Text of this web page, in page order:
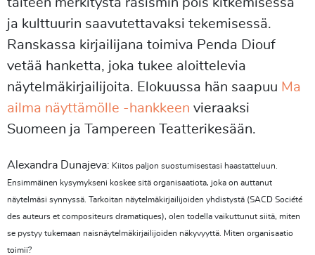
ja kulttuurin saavutettavaksi tekemisessä.
Ranskassa kirjailijana toimiva Penda Diouf
vetää hanketta, joka tukee aloittelevia
näytelmäkirjailijoita. Elokuussa hän saapuu Ma
ailma näyttämölle -hankkeen vieraaksi
Suomeen ja Tampereen Teatterikesään.
Alexandra Dunajeva: Kiitos paljon suostumisestasi haastatteluun.
Ensimmäinen kysymykseni koskee sitä organisaatiota, joka on auttanut
näytelmäsi synnyssä. Tarkoitan näytelmäkirjailijoiden yhdistystä (SACD Société
des auteurs et compositeurs dramatiques), olen todella vaikuttunut siitä, miten
se pystyy tukemaan naisnäytelmäkirjailijoiden näkyvyyttä. Miten organisaatio
toimii?